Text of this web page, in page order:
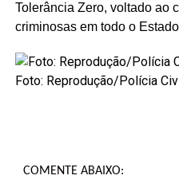
Tolerância Zero, voltado ao
criminosas em todo o
Foto: Reprodução/Polícia
COMENTE ABAIXO: